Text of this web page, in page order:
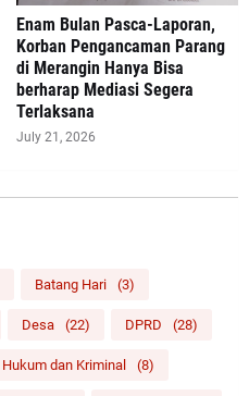
Enam Bulan Pasca-Laporan,
Korban Pengancaman Parang
di Merangin Hanya Bisa
berharap Mediasi Segera
Terlaksana
July 21, 2026
Batang Hari (3)
Desa (22) DPRD (28)
Hukum dan Kriminal (8)